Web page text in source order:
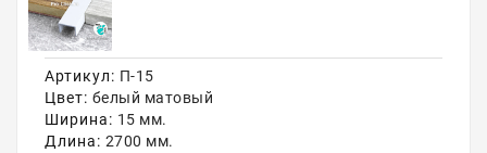
Акции
Артикул: П-15
Цвет: белый матовый
Ширина: 15 мм.
Длина: 2700 мм.